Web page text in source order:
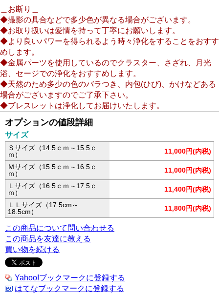
＿お断り＿
◆撮影の具合などで多少色が異なる場合がございます。
◆お取り扱いは愛情を持って丁寧にお願いします。
◆より良いパワーを得られるよう時々浄化をすることをおすす
めします。
◆金属パーツを使用しているのでクラスター、さざれ、月光
浴、セージでの浄化をおすすめします。
◆天然のため多少の色のバラつき、内包(ひび)、かけなどある
場合がございますのでご了承下さい。
◆ブレスレットは浄化してお届けいたします。
オプションの値段詳細
サイズ
Ｓサイズ（14.5ｃｍ～15.5ｃ
ｍ）
11,000円(内税)
Ｍサイズ（15.5ｃｍ～16.5ｃ
ｍ）
11,000円(内税)
Ｌサイズ（16.5ｃｍ～17.5ｃ
ｍ）
11,400円(内税)
ＬＬサイズ（17.5cm～
18.5cm）
11,800円(内税)
この商品について問い合わせる
この商品を友達に教える
買い物を続ける
Yahoo!ブックマークに登録する
はてなブックマークに登録する